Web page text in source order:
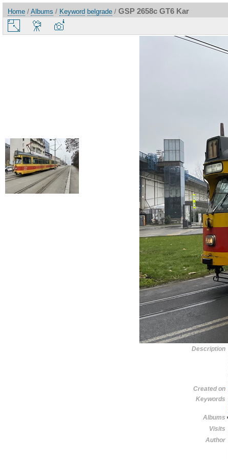
Home / Albums / Keyword belgrade / GSP 2658c GT6 Kar
Description
Created on
Keywords
Albums
Visits
Author